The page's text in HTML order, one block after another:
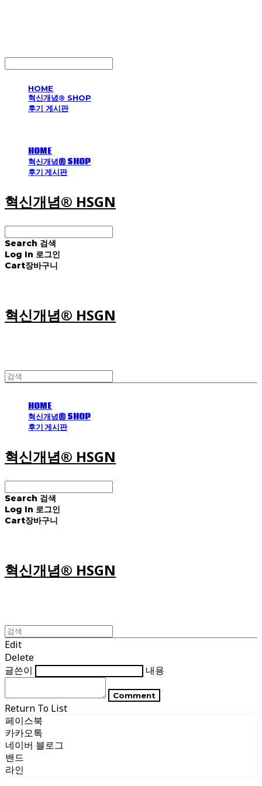
HOME
혁신개념® SHOP
후기 게시판
HOME
혁신개념® SHOP
후기 게시판
혁신개념® HSGN
Search 검색
Log In 로그인
Cart장바구니
혁신개념® HSGN
HOME
혁신개념® SHOP
후기 게시판
혁신개념® HSGN
Search 검색
Log In 로그인
Cart장바구니
혁신개념® HSGN
Edit
Delete
글쓴이
내용
Comment
Return To List
페이스북
카카오톡
네이버 블로그
밴드
라인